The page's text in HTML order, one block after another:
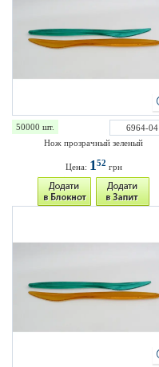
50000 шт.
6964-04
Нож прозрачный зеленый
Цена: 152 грн